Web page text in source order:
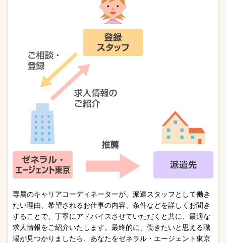
専属のキャリアコーディネーターが、派遣スタッフとして働き
たい理由、希望されるお仕事の内容、条件などを詳しくお聞き
することで、丁寧にアドバイスさせていただくと共に、最適な
求人情報をご紹介いたします。最終的に、働きたいと思える職
場が見つかりましたら、あなたをゼネラル・エージェント東京